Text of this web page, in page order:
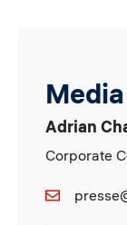
Adrian
Corporate